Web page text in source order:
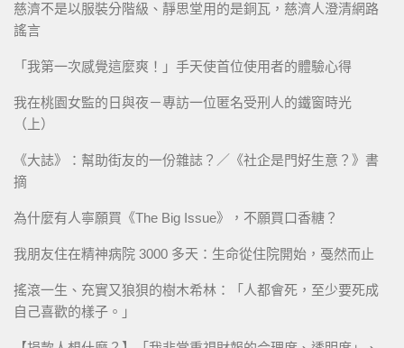
慈濟不是以服裝分階級、靜思堂用的是銅瓦，慈濟人澄清網路
謠言
「我第一次感覺這麼爽！」手天使首位使用者的體驗心得
我在桃園女監的日與夜－專訪一位匿名受刑人的鐵窗時光
（上）
《大誌》：幫助街友的一份雜誌？／《社企是門好生意？》書
摘
為什麼有人寧願買《The Big Issue》，不願買口香糖？
我朋友住在精神病院 3000 多天：生命從住院開始，戞然而止
搖滾一生、充實又狼狽的樹木希林：「人都會死，至少要死成
自己喜歡的樣子。」